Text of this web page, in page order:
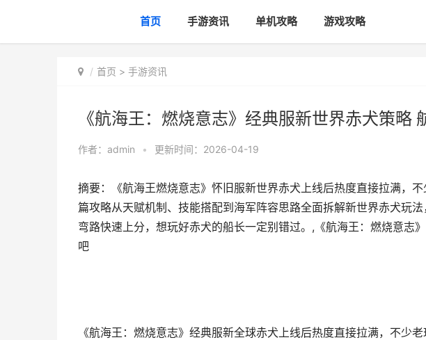
首页 手游资讯 单机攻略 游戏攻略
首页 > 手游资讯
《航海王：燃烧意志》经典服新世界赤犬策略
作者： admin • 更新时间：2026-04-19
摘要：《航海王燃烧意志》怀旧服新世界赤犬上线后热度直接拉满，
篇攻略从天赋机制、技能搭配到海军阵容思路全面拆解新世界赤犬玩
弯路快速上分，想玩好赤犬的船长一定别错过。,《航海王：燃烧意志
吧
《航海王：燃烧意志》经典服新全球赤犬上线后热度直接拉满，不少